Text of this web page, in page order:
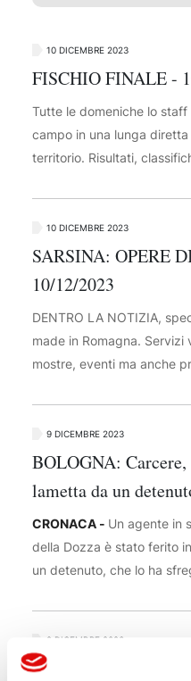
10 DICEMBRE 2023
FISCHIO FINALE -
Tutte le domeniche lo
campo in una lunga
territorio. Risultati,
10 DICEMBRE 2023
SARSINA: OPERE
10/12/2023
DENTRO LA NOTIZIA,
made in Romagna. Servizi
mostre, eventi ma anche
9 DICEMBRE 2023
BOLOGNA:
lametta da un
CRONACA - Un agente in
della Dozza è stato ferito
un detenuto, che lo ha
delle forze dell'ordine
sindacato di Polizia
ricostruito, il detenuto
9 DICEMBRE 2023
FAENZA: